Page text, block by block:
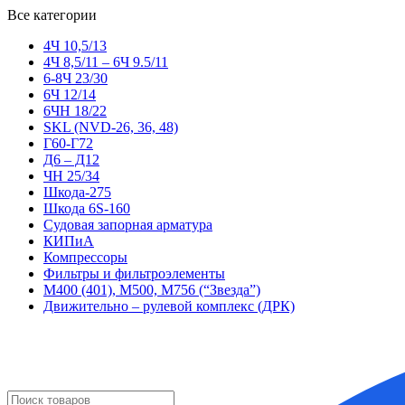
Все категории
4Ч 10,5/13
4Ч 8,5/11 – 6Ч 9.5/11
6-8Ч 23/30
6Ч 12/14
6ЧН 18/22
SKL (NVD-26, 36, 48)
Г60-Г72
Д6 – Д12
ЧН 25/34
Шкода-275
Шкода 6S-160
Судовая запорная арматура
КИПиА
Компрессоры
Фильтры и фильтроэлементы
М400 (401), М500, М756 (“Звезда”)
Движительно – рулевой комплекс (ДРК)